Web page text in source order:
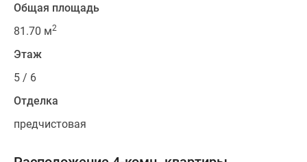
Общая площадь
81.70 м2
Этаж
5 / 6
Отделка
предчистовая